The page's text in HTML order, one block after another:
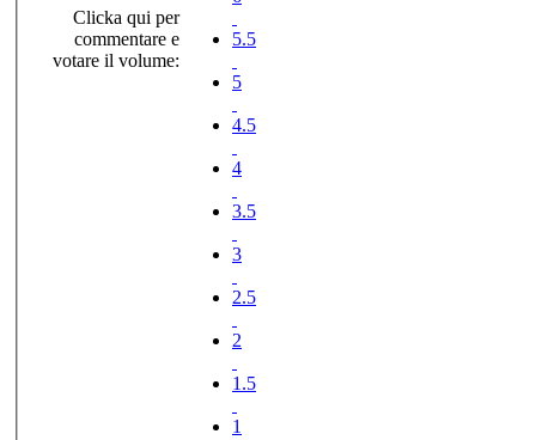
Clicka qui per
commentare e
votare il volume:
5.5
5
4.5
4
3.5
3
2.5
2
1.5
1